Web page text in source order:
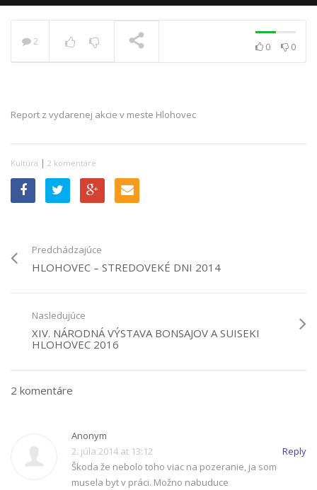
2 0 0
Report z vydarenej akcie v meste Hlohovec
Kultúra | 2 komentáre
Predchádzajúce
HLOHOVEC – STREDOVEKÉ DNI 2014
Nasledujúce
XIV. NÁRODNÁ VÝSTAVA BONSAJOV A SUISEKI
HLOHOVEC 2016
2 komentáre
Anonym
2. júla 2014 at 13:12
Reply
Škoda že nebolo toho viac na pozeranie, ja som
musela byt v práci. Možno nabuduce